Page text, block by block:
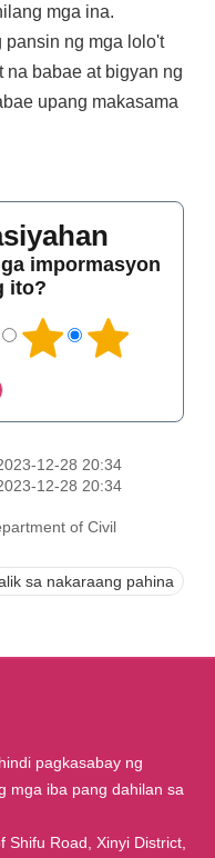
mga ina.
pansin ng mga lolo't
na babae at bigyan ng
upang makasama
impormasyon
ito?
12-28 20:34
12-28 20:34
of Civil
sa nakaraang pahina
pagkasabay ng
mga iba pang dahilan sa
Road, Xinyi District,